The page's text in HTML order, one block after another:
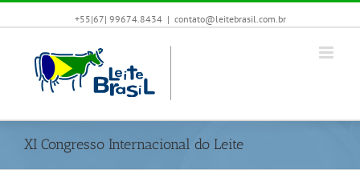
+55|67| 99674.8434 | contato@leitebrasil.com.br
XI Congresso Internacional do Leite